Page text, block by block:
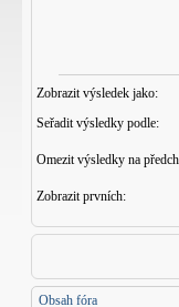
Zobrazit výsledek jako:
Seřadit výsledky podle:
Omezit výsledky na
Zobrazit prvních:
Obsah fóra